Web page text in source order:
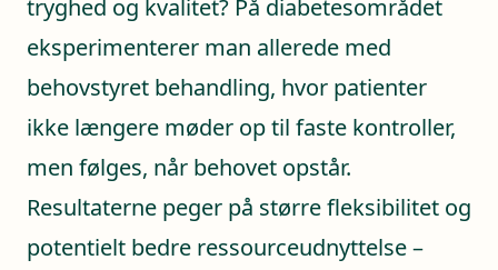
tryghed og kvalitet? På diabetesområdet
eksperimenterer man allerede med
behovstyret behandling, hvor patienter
ikke længere møder op til faste kontroller,
men følges, når behovet opstår.
Resultaterne peger på større fleksibilitet og
potentielt bedre ressourceudnyttelse –